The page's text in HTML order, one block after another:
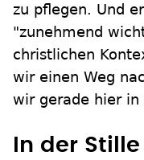
zu pflegen. Und
"zunehmend
christlichen
wir einen Weg
wir gerade hier in
In der